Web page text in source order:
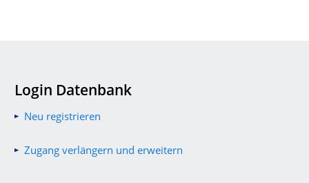
Login Datenbank
Neu registrieren
Zugang verlängern und erweitern